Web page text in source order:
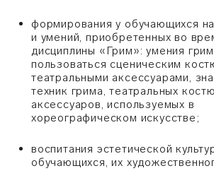
формирования у обучающихся
и умений, приобретенных во
дисциплины «Грим»: умения
пользоваться сценическим
театральными аксессуарами,
техник грима, театральных
аксессуаров, используемых в
хореографическом искусстве;
воспитания эстетической
обучающихся, их